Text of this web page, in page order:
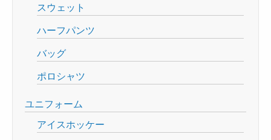
スウェット
ハーフパンツ
バッグ
ポロシャツ
ユニフォーム
アイスホッケー